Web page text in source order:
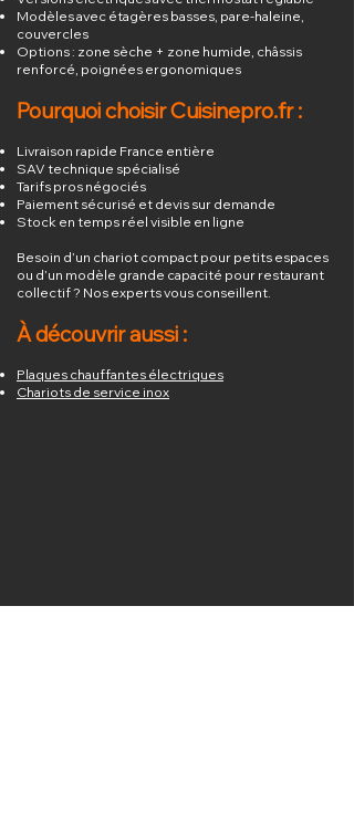
Modèles avec étagères basses, pare-haleine,
couvercles
Options : zone sèche + zone humide, châssis
renforcé, poignées ergonomiques
Pourquoi choisir Cuisinepro.fr :
Livraison rapide France entière
SAV technique spécialisé
Tarifs pros négociés
Paiement sécurisé et devis sur demande
Stock en temps réel visible en ligne
Besoin d’un chariot compact pour petits espaces
ou d’un modèle grande capacité pour restaurant
collectif ? Nos experts vous conseillent.
À découvrir aussi :
Plaques chauffantes électriques
Chariots de service inox